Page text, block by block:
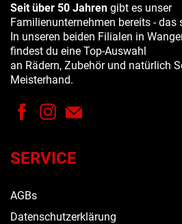
Seit über 50 Jahren gibt es unser
Familienunternehmen bereits - das
In unseren beiden Filialen in
findest du eine Top-Auswahl
an Rädern, Zubehör und natürlich
Meisterhand.
SERVICE
AGBs
Datenschutzerklärung